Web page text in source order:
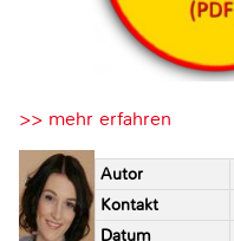
>> mehr erfahren
Autor
Kontakt
Datum